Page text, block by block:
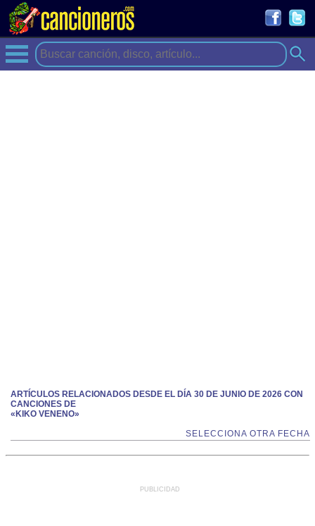
ARTÍCULOS RELACIONADOS DESDE EL DÍA 30 DE JUNIO DE 2026 CON
CANCIONES DE
«KIKO VENENO»
SELECCIONA OTRA FECHA
PUBLICIDAD